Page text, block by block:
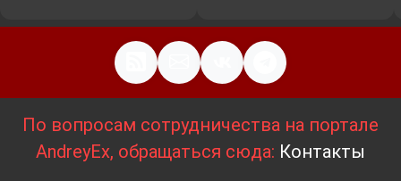
По вопросам сотрудничества на портале
AndreyEx, обращаться сюда: Контакты